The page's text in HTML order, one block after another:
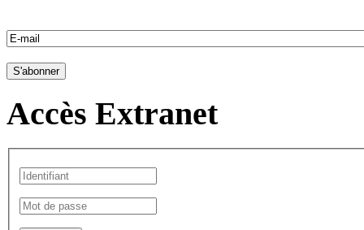
Accès Extranet